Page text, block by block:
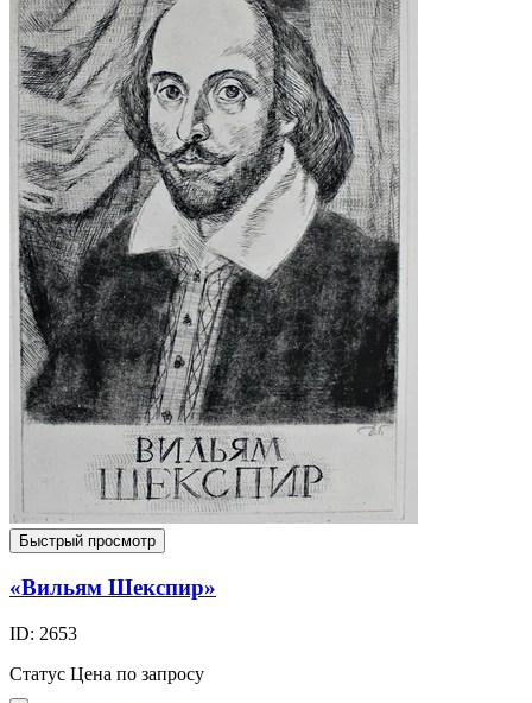
Быстрый просмотр
«Вильям Шекспир»
ID: 2653
Статус Цена по запросу